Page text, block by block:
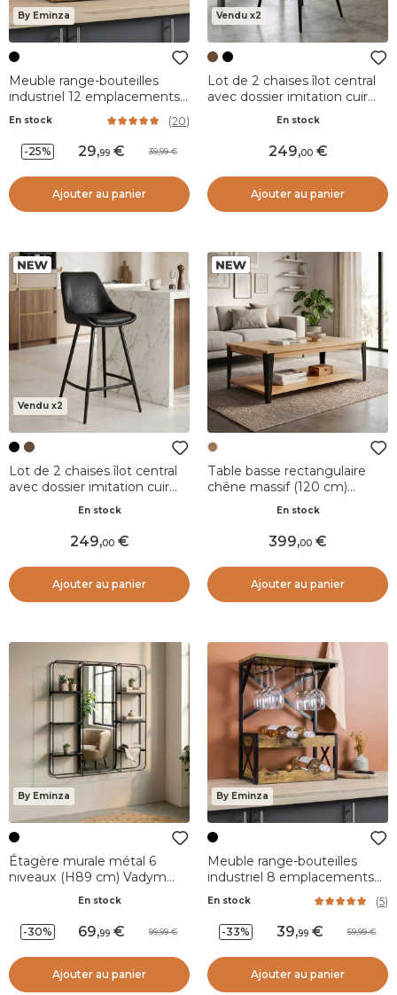
By Eminza
Meuble range-bouteilles
industriel 12 emplacements
(H40 cm) Auguste Noir
En stock (20)
-25% 29,99 39,99
Ajouter au panier
Vendu x2
Lot de 2 chaises îlot central
avec dossier imitation cuir
(Assise 67cm) Juno Marron
En stock
249,00
Ajouter au panier
Vendu x2
Lot de 2 chaises îlot central
avec dossier imitation cuir
(Assise 67cm) Juno Noir
En stock
249,00
Ajouter au panier
Table basse rectangulaire
chêne massif (120 cm)
Bristol NaturelEn stock
399,00
Ajouter au panier
By Eminza
Étagère murale métal 6
niveaux (H89 cm) Vadym
En stock
-30% 69,99 99,99
Ajouter au panier
By Eminza
Meuble range-bouteilles
industriel 8 emplacements
et porte-verres (H56 cm)
Tiago Noir
En stock (5)
-33% 39,99 59,99
Ajouter au panier